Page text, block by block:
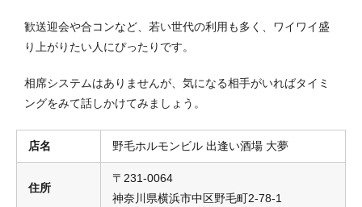
歓送迎会や合コンなど、若い世代の利用も多く、ワイワイ盛
り上がりたい人にぴったりです。
相席システムはありませんが、気になる相手がいればタイミ
ングをみて話しかけてみましょう。
店名 野毛ホルモンビル 出逢い酒場 大夢
住所
〒231-0064
神奈川県横浜市中区野毛町2-78-1